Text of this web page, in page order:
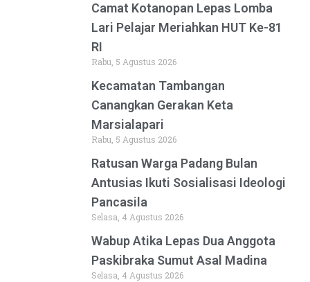
Camat Kotanopan Lepas Lomba
Lari Pelajar Meriahkan HUT Ke-81
RI
Rabu, 5 Agustus 2026
Kecamatan Tambangan
Canangkan Gerakan Keta
Marsialapari
Rabu, 5 Agustus 2026
Ratusan Warga Padang Bulan
Antusias Ikuti Sosialisasi Ideologi
Pancasila
Selasa, 4 Agustus 2026
Wabup Atika Lepas Dua Anggota
Paskibraka Sumut Asal Madina
Selasa, 4 Agustus 2026